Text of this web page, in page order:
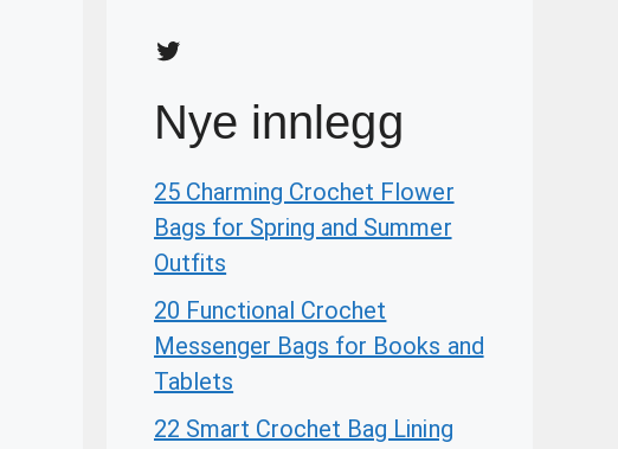
Twitter
Nye innlegg
25 Charming Crochet Flower
Bags for Spring and Summer
Outfits
20 Functional Crochet
Messenger Bags for Books and
Tablets
22 Smart Crochet Bag Lining